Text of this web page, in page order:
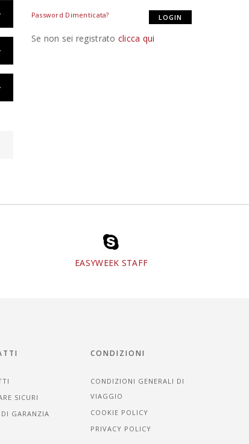
Password Dimenticata?
Se non sei registrato clicca qui
EASYWEEK STAFF
SICURI
GARANZIA
CONDIZIONI
CONDIZIONI GENERALI DI
VIAGGIO
COOKIE POLICY
PRIVACY POLICY